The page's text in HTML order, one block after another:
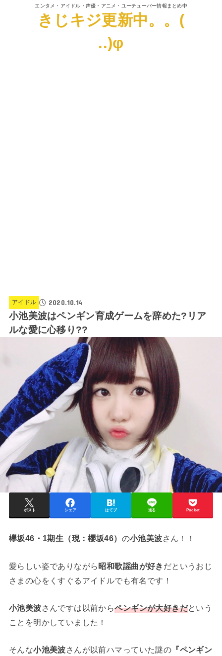
エンタメ・アイドル・声優・アニメ・ユーチューバー情報まとめ中
きじキジ更新中。。(
..)φ
アイドル 2020.10.14
小池美波はペンギン育成ゲームを辞めた?リア
ルな愛に心移り??
ポスト シェア はてブ 送る Pocket
欅坂46・1期生（現：櫻坂46） の小池美波さん！！
愛らしい姿でありながら昭和歌謡曲が好き だというおじ
さまの心をくすぐるアイドルでも有名です！
小池美波さんですは以前からペンギンが大好きだという
ことを明かしていました！
そんな小池美波さんが以前ハマっていた謎の 『ペンギン